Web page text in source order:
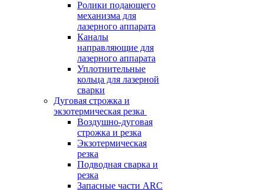
Ролики подающего
механизма для
лазерного аппарата
Каналы
направляющие для
лазерного аппарата
Уплотнительные
кольца для лазерной
сварки
Дуговая строжка и
экзотермическая резка
Воздушно-дуговая
строжка и резка
Экзотермическая
резка
Подводная сварка и
резка
Запасные части ARC